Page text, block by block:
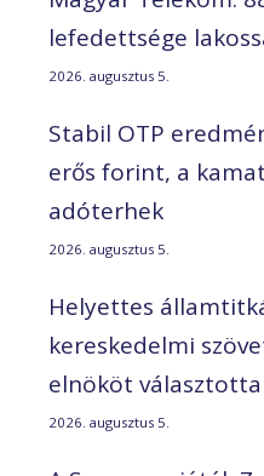
lefedettsége
2026. augusztus 5.
Stabil OTP
erős forint, a
adóterhek
2026. augusztus 5.
Helyettes
kereskedelmi
elnököt
2026. augusztus 5.